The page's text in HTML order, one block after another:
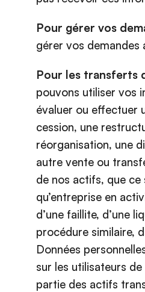
Pour gérer vos
gérer vos demandes
Pour les transferts
pouvons utiliser vos
évaluer ou effectuer
cession, une
réorganisation, une
autre vente ou
de nos actifs, que
qu’entreprise en
d’une faillite, d’une
procédure similaire,
Données
sur les utilisateurs
partie des actifs